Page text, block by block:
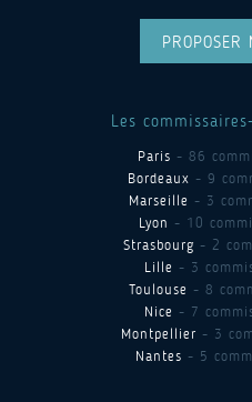
PROPOSER
Les
Paris - 86
Bordeaux - 9
Marseille - 3
Lyon - 10
Strasbourg - 2
Lille - 3
Toulouse - 8
Nice - 7
Montpellier - 3
Nantes - 5